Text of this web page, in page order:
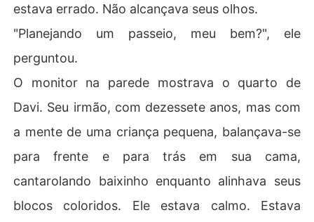
estava errado. Não alcançava seus olhos.
"Planejando um passeio, meu bem?", ele
perguntou.
O monitor na parede mostrava o quarto de
Davi. Seu irmão, com dezessete anos, mas com
a mente de uma criança pequena, balançava-se
para frente e para trás em sua cama,
cantarolando baixinho enquanto alinhava seus
blocos coloridos. Ele estava calmo. Estava